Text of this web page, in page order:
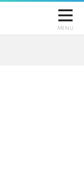

Menu